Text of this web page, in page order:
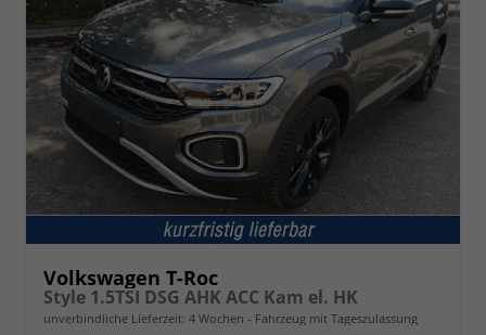
Volkswagen T-Roc
Style 1.5TSI DSG AHK ACC Kam el. HK
unverbindliche Lieferzeit: 4 Wochen Fahrzeug mit Tageszulassung